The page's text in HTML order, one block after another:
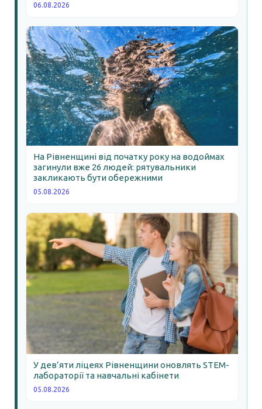
06.08.2026
На Рівненщині від початку року на водоймах
загинули вже 26 людей: рятувальники
закликають бути обережними
05.08.2026
У дев’яти ліцеях Рівненщини оновлять STEM-
лабораторії та навчальні кабінети
05.08.2026